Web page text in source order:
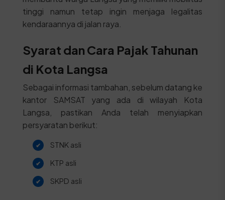
tinggi namun tetap ingin menjaga legalitas
kendaraannya di jalan raya.
Syarat dan Cara Pajak Tahunan
di Kota Langsa
Sebagai informasi tambahan, sebelum datang ke
kantor SAMSAT yang ada di wilayah Kota
Langsa, pastikan Anda telah menyiapkan
persyaratan berikut:
STNK asli
KTP asli
SKPD asli